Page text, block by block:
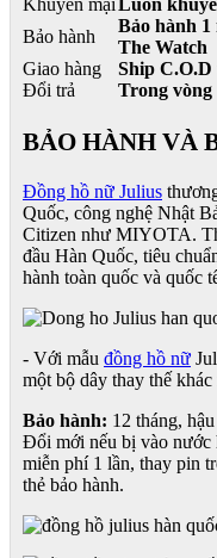
Khuyến mạiLuôn
Bảo hành
Bảo hành 1
The Watch
Giao hàng
Ship C.O.D
Đổi trả
Trong vòng
BẢO HÀNH VÀ
Đồng hồ nữ Julius
Quốc, công nghệ Nhật
Citizen như MIYOTA.
đầu Hàn Quốc, tiêu
hành toàn quốc và quốc
- Với mẫu đồng hồ nữ
một bộ dây thay thế
Bảo hành: 12 tháng,
Đổi mới nếu bị vào nước
miễn phí 1 lần, thay pin
thẻ bảo hành.